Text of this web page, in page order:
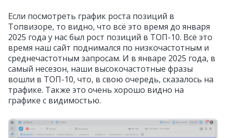
Если посмотреть график роста позиций в
Топвизоре, то видно, что всё это время до января
2025 года у нас был рост позиций в ТОП-10. Всё это
время наш сайт поднимался по низкочастотным и
среднечастотным запросам. И в январе 2025 года, в
самый несезон, наши высокочастотные фразы
вошли в ТОП-10, что, в свою очередь, сказалось на
трафике. Также это очень хорошо видно на
графике с видимостью.